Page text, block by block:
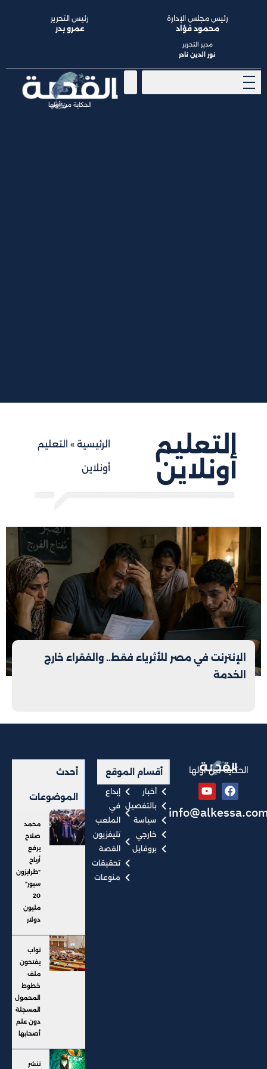
الحكاية من أولها
رئيس مجلس الإدارة
محمود فؤاد
مدير التحرير
نور الدين نادر
رئيس التحرير
عمرو بدر
التعليم
أونلاين
الرئيسية» التعليم
أونلاين
الإنترنت في مصر للأثرياء فقط.. والفقراء خارج
الخدمة
الحكاية من أولها أقسام الموقع
أخبار
بالتفصيل
سياسة
خارجي
بروفايل
إبداع
في
الملعب
تليفزيون
القصة
تحقيقات
منوعات
أحدث
الموضوعات
محمد
صلاح
يرفع
أرباح
"طرابزون
سبور"
20
مليون
دولار
نواب
يفتحون
ملف
خطوط
المحمول
المسجلة
دون علم
أصحابها
ننشر